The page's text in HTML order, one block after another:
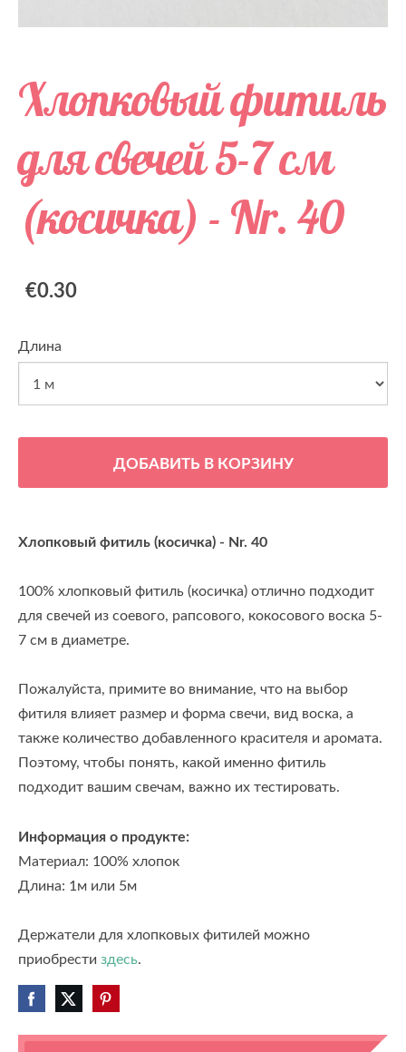
Хлопковый фитиль
для свечей 5-7 см
(косичка) - Nr. 40
€0.30
Длина
ДОБАВИТЬ В КОРЗИНУ
Хлопковый фитиль (косичка) - Nr. 40
100% хлопковый фитиль (косичка) отлично подходит
для свечей из соевого, рапсового, кокосового воска 5-
7 см в диаметре.
Пожалуйста, примите во внимание, что на выбор
фитиля влияет размер и форма свечи, вид воска, а
также количество добавленного красителя и аромата.
Поэтому, чтобы понять, какой именно фитиль
подходит вашим свечам, важно их тестировать.
Информация о продукте:
Материал: 100% хлопок
Длина: 1м или 5м
Держатели для хлопковых фитилей можно
приобрести здесь.